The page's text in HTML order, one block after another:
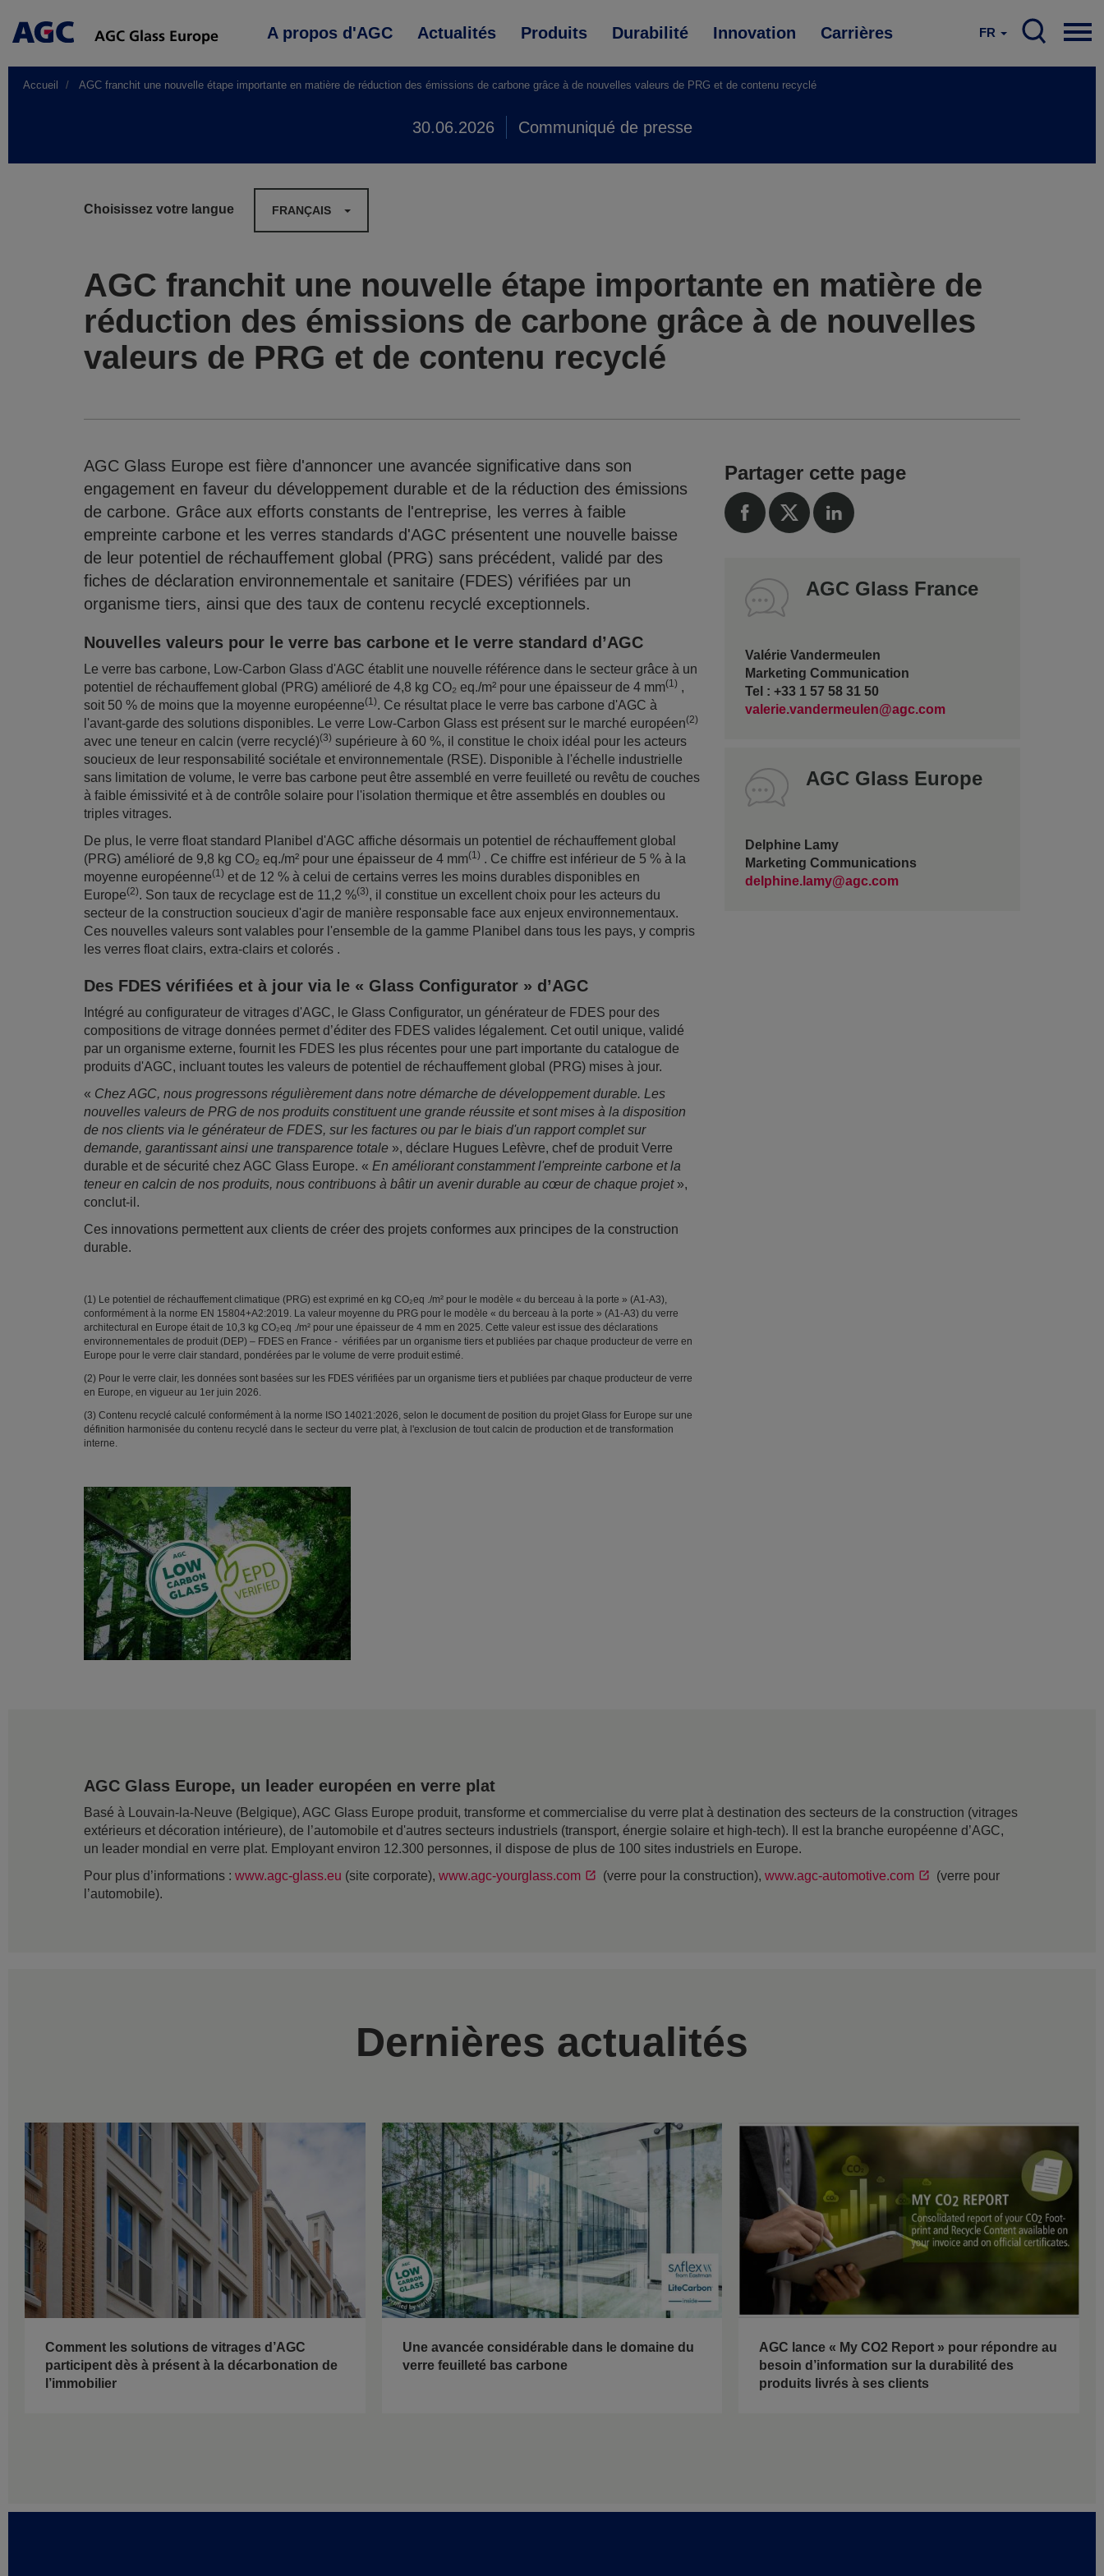
Main
A propos d'AGC Actualités Produits Durabilité Innovation Carrières FR
Accueil AGC franchit une nouvelle étape importante en matière de réduction des émissions de carbone grâce à de nouvelles valeurs de PRG et de contenu recyclé
30.06.2026 Communiqué de presse
Choisissez votre langue FRANÇAIS
AGC franchit une nouvelle étape importante en matière de
réduction des émissions de carbone grâce à de nouvelles
valeurs de PRG et de contenu recyclé
AGC Glass Europe est fière d'annoncer une avancée significative dans son
engagement en faveur du développement durable et de la réduction des émissions
de carbone. Grâce aux efforts constants de l'entreprise, les verres à faible
empreinte carbone et les verres standards d'AGC présentent une nouvelle baisse
de leur potentiel de réchauffement global (PRG) sans précédent, validé par des
fiches de déclaration environnementale et sanitaire (FDES) vérifiées par un
organisme tiers, ainsi que des taux de contenu recyclé exceptionnels.
Nouvelles valeurs pour le verre bas carbone et le verre standard d’AGC
Le verre bas carbone, Low-Carbon Glass d'AGC établit une nouvelle référence dans le secteur grâce à un
potentiel de réchauffement global (PRG) amélioré de 4,8 kg CO₂ eq./m² pour une épaisseur de 4 mm(1) ,
soit 50 % de moins que la moyenne européenne(1). Ce résultat place le verre bas carbone d'AGC à
l'avant-garde des solutions disponibles. Le verre Low-Carbon Glass est présent sur le marché européen(2)
avec une teneur en calcin (verre recyclé)(3) supérieure à 60 %, il constitue le choix idéal pour les acteurs
soucieux de leur responsabilité sociétale et environnementale (RSE). Disponible à l'échelle industrielle
sans limitation de volume, le verre bas carbone peut être assemblé en verre feuilleté ou revêtu de couches
à faible émissivité et à de contrôle solaire pour l'isolation thermique et être assemblés en doubles ou
triples vitrages.
De plus, le verre float standard Planibel d'AGC affiche désormais un potentiel de réchauffement global
(PRG) amélioré de 9,8 kg CO₂ eq./m² pour une épaisseur de 4 mm(1) . Ce chiffre est inférieur de 5 % à la
moyenne européenne(1) et de 12 % à celui de certains verres les moins durables disponibles en
Europe(2). Son taux de recyclage est de 11,2 %(3), il constitue un excellent choix pour les acteurs du
secteur de la construction soucieux d'agir de manière responsable face aux enjeux environnementaux.
Ces nouvelles valeurs sont valables pour l'ensemble de la gamme Planibel dans tous les pays, y compris
les verres float clairs, extra-clairs et colorés .
Des FDES vérifiées et à jour via le « Glass Configurator » d’AGC
Intégré au configurateur de vitrages d'AGC, le Glass Configurator, un générateur de FDES pour des
compositions de vitrage données permet d’éditer des FDES valides légalement. Cet outil unique, validé
par un organisme externe, fournit les FDES les plus récentes pour une part importante du catalogue de
produits d'AGC, incluant toutes les valeurs de potentiel de réchauffement global (PRG) mises à jour.
« Chez AGC, nous progressons régulièrement dans notre démarche de développement durable. Les
nouvelles valeurs de PRG de nos produits constituent une grande réussite et sont mises à la disposition
de nos clients via le générateur de FDES, sur les factures ou par le biais d'un rapport complet sur
demande, garantissant ainsi une transparence totale », déclare Hugues Lefèvre, chef de produit Verre
durable et de sécurité chez AGC Glass Europe. « En améliorant constamment l'empreinte carbone et la
teneur en calcin de nos produits, nous contribuons à bâtir un avenir durable au cœur de chaque projet»,
conclut-il.
Ces innovations permettent aux clients de créer des projets conformes aux principes de la construction
durable.
(1) Le potentiel de réchauffement climatique (PRG) est exprimé en kg CO₂eq ./m² pour le modèle « du berceau à la porte » (A1-A3),
conformément à la norme EN 15804+A2:2019. La valeur moyenne du PRG pour le modèle « du berceau à la porte » (A1-A3) du verre
architectural en Europe était de 10,3 kg CO₂eq ./m² pour une épaisseur de 4 mm en 2025. Cette valeur est issue des déclarations
environnementales de produit (DEP) – FDES en France - vérifiées par un organisme tiers et publiées par chaque producteur de verre en
Europe pour le verre clair standard, pondérées par le volume de verre produit estimé.
(2) Pour le verre clair, les données sont basées sur les FDES vérifiées par un organisme tiers et publiées par chaque producteur de verre
en Europe, en vigueur au 1er juin 2026.
(3) Contenu recyclé calculé conformément à la norme ISO 14021:2026, selon le document de position du projet Glass for Europe sur une
définition harmonisée du contenu recyclé dans le secteur du verre plat, à l'exclusion de tout calcin de production et de transformation
interne.
Partager cette page
AGC Glass France
Valérie Vandermeulen
Marketing Communication
Tel : +33 1 57 58 31 50
valerie.vandermeulen@agc.com
AGC Glass Europe
Delphine Lamy
Marketing Communications
delphine.lamy@agc.com
AGC Glass Europe, un leader européen en verre plat
Basé à Louvain-la-Neuve (Belgique), AGC Glass Europe produit, transforme et commercialise du verre plat à destination des secteurs de la construction (vitrages
extérieurs et décoration intérieure), de l’automobile et d'autres secteurs industriels (transport, énergie solaire et high-tech). Il est la branche européenne d’AGC,
un leader mondial en verre plat. Employant environ 12.300 personnes, il dispose de plus de 100 sites industriels en Europe.
Pour plus d’informations : www.agc-glass.eu (site corporate), www.agc-yourglass.com (verre pour la construction), www.agc-automotive.com
(verre pour
l’automobile).
Dernières actualités
Comment les solutions de vitrages d’AGC
participent dès à présent à la décarbonation de
l’immobilier
Une avancée considérable dans le domaine du
verre feuilleté bas carbone
AGC lance « My CO2 Report » pour répondre au
besoin d’information sur la durabilité des
produits livrés à ses clients